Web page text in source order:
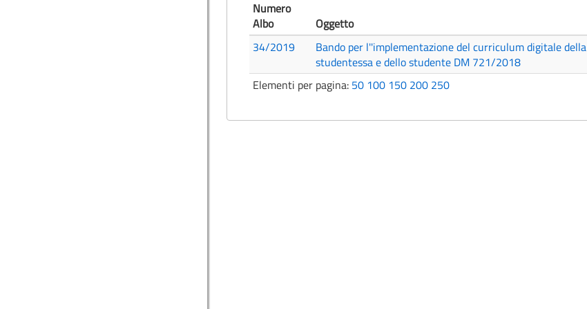
Numero
Albo
Oggetto
34/2019
Bando per l''implementazione del curriculum digitale della
studentessa e dello studente DM 721/2018
Elementi per pagina: 50 100 150 200 250